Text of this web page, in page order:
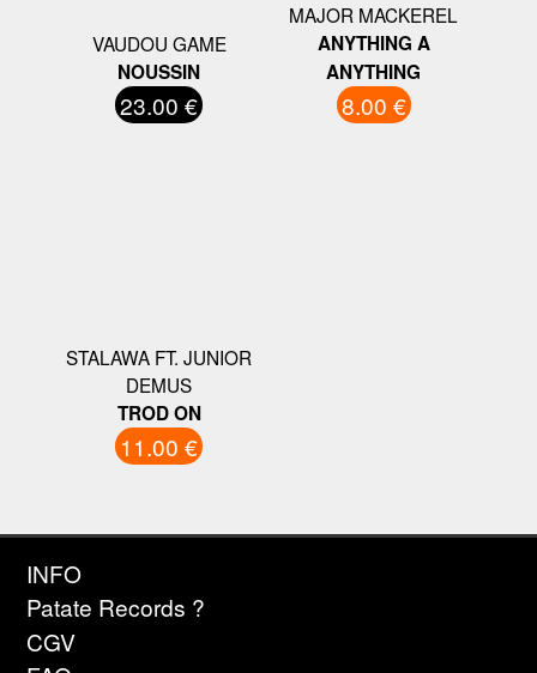
VAUDOU GAME
NOUSSIN
23.00 €
MAJOR MACKEREL
ANYTHING A
ANYTHING
8.00 €
STALAWA FT. JUNIOR
DEMUS
TROD ON
11.00 €
INFO
Patate Records ?
CGV